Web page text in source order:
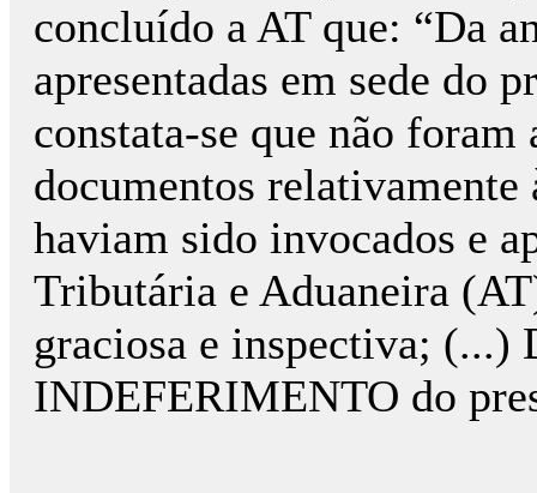
concluído a AT que: “Da
apresentadas em sede do
constata-se que não
documentos relativamente
haviam sido invocados e
Tributária e Aduaneira
graciosa e inspectiva; (...)
INDEFERIMENTO do